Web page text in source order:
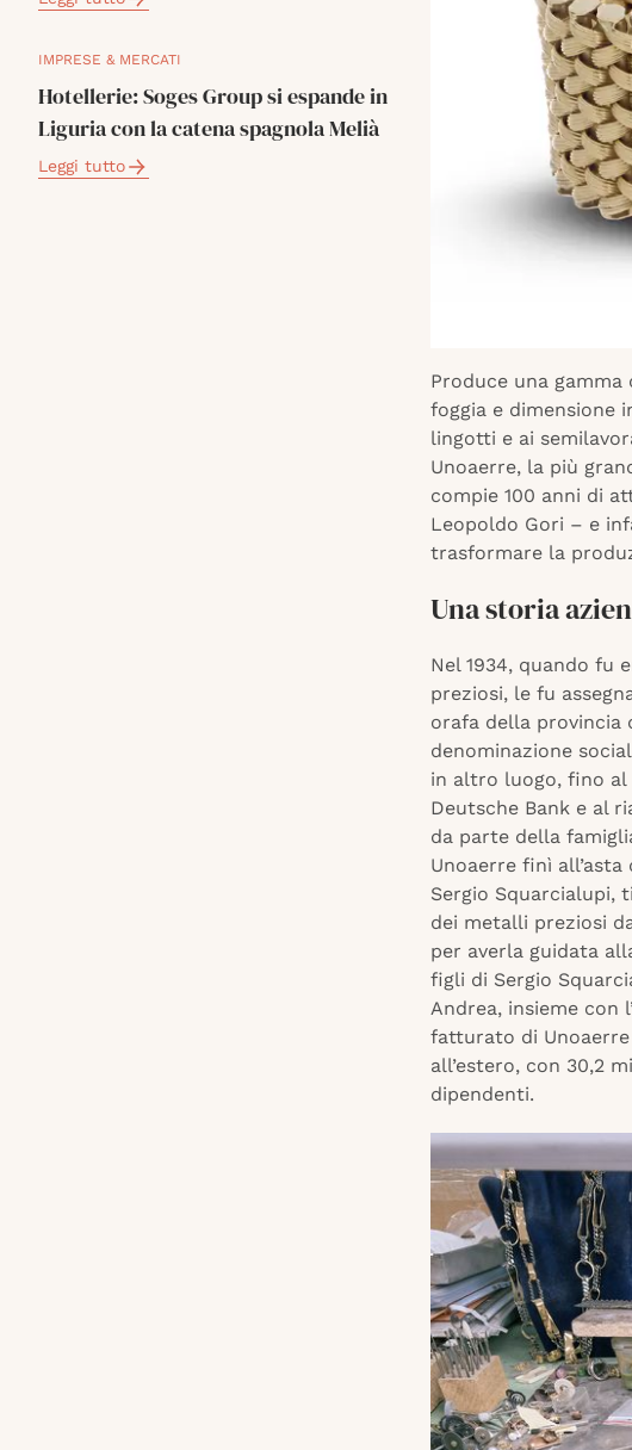
IMPRESE & MERCATI
Hotellerie: Soges Group si espande in
Liguria con la catena spagnola Melià
Leggi tutto
Produce una
foggia e dimensione
lingotti e ai
Unoaerre, la più
compie 100 anni di
Leopoldo Gori – e
trasformare la
Una storia
Nel 1934, quando fu
preziosi, le fu
orafa della provincia
denominazione
in altro luogo, fino al
Deutsche Bank e al
da parte della
Unoaerre finì
Sergio Squarcialupi,
dei metalli preziosi
per averla guidata
figli di Sergio
Andrea, insieme con
fatturato di
all’estero, con 30,2
dipendenti.